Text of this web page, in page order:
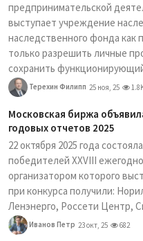
предпринимательской
выступает учреждение
наследственного фонда как
только разрешить личные
сохранить
Терехин Филипп 25 ноя, 25
Московская биржа
годовых отчетов 2025
22 октября 2025 года
победителей XXVIII
организатором которого
при конкурса получили:
Ленэнерго, Россети Центр,
Иванов Петр 23 окт, 25 682